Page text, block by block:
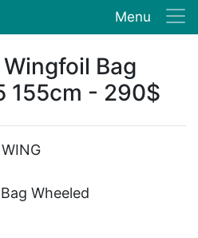
Menu
Bag
155cm - 290$
Wheeled